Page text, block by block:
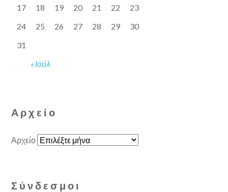
« Ιούλ
17
18 19 20 21 22
23
24
25 26 27 28 29
30
31
Αρχείο
Αρχείο
Σύνδεσμοι